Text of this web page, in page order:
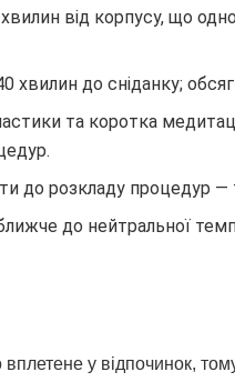
від корпусу, що
до сніданку; обсяг
та коротка
до розкладу процедур —
до нейтральної
вплетене у відпочинок,